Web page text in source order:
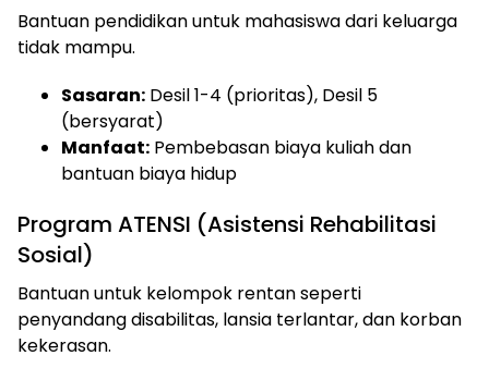
Bantuan pendidikan untuk mahasiswa dari keluarga
tidak mampu.
Sasaran: Desil 1-4 (prioritas), Desil 5
(bersyarat)
Manfaat: Pembebasan biaya kuliah dan
bantuan biaya hidup
Program ATENSI (Asistensi Rehabilitasi
Sosial)
Bantuan untuk kelompok rentan seperti
penyandang disabilitas, lansia terlantar, dan korban
kekerasan.